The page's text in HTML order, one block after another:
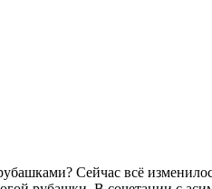
Сейчас всё